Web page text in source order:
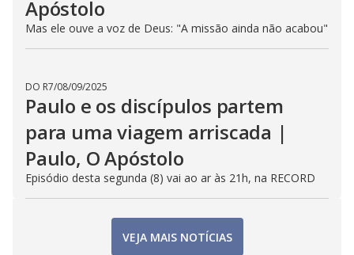
Apóstolo
Mas ele ouve a voz de Deus: "A missão ainda não acabou"
DO R7/08/09/2025
Paulo e os discípulos partem
para uma viagem arriscada |
Paulo, O Apóstolo
Episódio desta segunda (8) vai ao ar às 21h, na RECORD
VEJA MAIS NOTÍCIAS